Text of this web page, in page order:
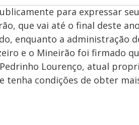
para expressar
que vai até o final deste
enquanto a administração
e o Mineirão foi firmado
Lourenço, atual
tenha condições de obter